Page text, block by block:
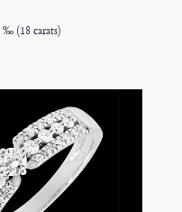
‰ (18 carats)